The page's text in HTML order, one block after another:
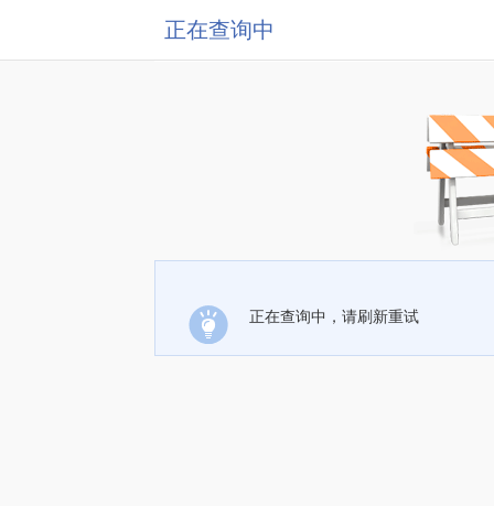
正在查询中
正在查询中，请刷新重试